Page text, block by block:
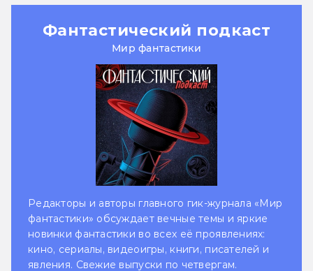
Фантастический подкаст
Мир фантастики
Редакторы и авторы главного гик-журнала «Мир
фантастики» обсуждает вечные темы и яркие
новинки фантастики во всех её проявлениях:
кино, сериалы, видеоигры, книги, писателей и
явления. Свежие выпуски по четвергам.